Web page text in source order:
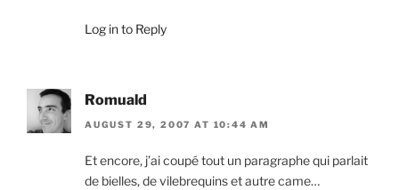
Log in to Reply
Romuald
AUGUST 29, 2007 AT 10:44 AM
Et encore, j’ai coupé tout un paragraphe qui parlait
de bielles, de vilebrequins et autre came…